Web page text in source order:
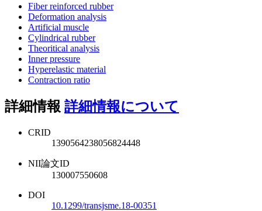
Fiber reinforced rubber
Deformation analysis
Artificial muscle
Cylindrical rubber
Theoritical analysis
Inner pressure
Hyperelastic material
Contraction ratio
詳細情報 詳細情報について
CRID
1390564238056824448
NII論文ID
130007550608
DOI
10.1299/transjsme.18-00351